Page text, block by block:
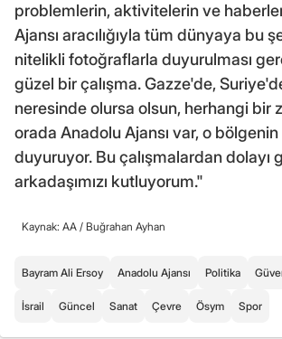
problemlerin, aktivitelerin ve
Ajansı aracılığıyla tüm dünyaya bu
nitelikli fotoğraflarla duyurulması
güzel bir çalışma. Gazze'de,
neresinde olursa olsun, herhangi bir
orada Anadolu Ajansı var, o
duyuruyor. Bu çalışmalardan dolayı
arkadaşımızı kutluyorum."
Kaynak: AA / Buğrahan Ayhan
Bayram Ali Ersoy Anadolu Ajansı Politika
İsrail Güncel Sanat Çevre Ösym Spor